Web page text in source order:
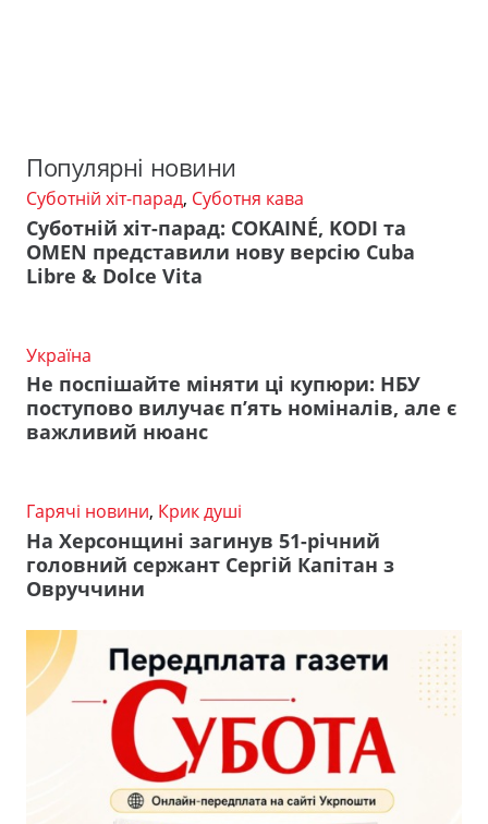
Популярні новини
Суботній хіт-парад, Суботня кава
Суботній хіт-парад: COKAINÉ, KODI та
OMEN представили нову версію Cuba
Libre & Dolce Vita
Україна
Не поспішайте міняти ці купюри: НБУ
поступово вилучає п’ять номіналів, але є
важливий нюанс
Гарячі новини, Крик душі
На Херсонщині загинув 51-річний
головний сержант Сергій Капітан з
Овруччини